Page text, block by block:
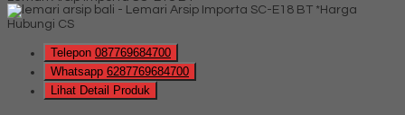
*Harga
Hubungi CS
Telepon 087769684700
Whatsapp 6287769684700
Lihat Detail Produk